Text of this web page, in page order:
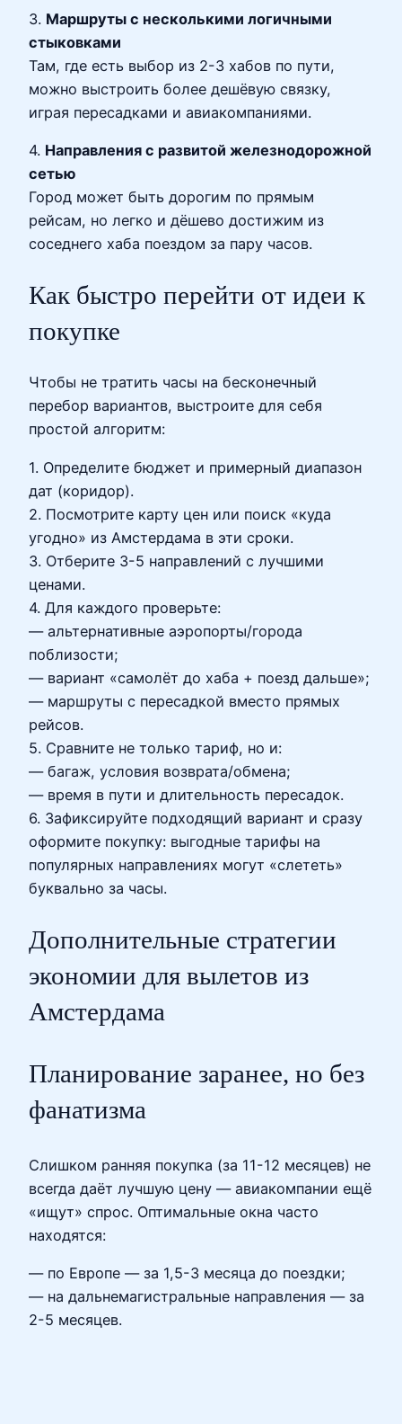
3. Маршруты с несколькими логичными
стыковками
Там, где есть выбор из 2-3 хабов по пути,
можно выстроить более дешёвую связку,
играя пересадками и авиакомпаниями.
4. Направления с развитой железнодорожной
сетью
Город может быть дорогим по прямым
рейсам, но легко и дёшево достижим из
соседнего хаба поездом за пару часов.
Как быстро перейти от идеи к
покупке
Чтобы не тратить часы на бесконечный
перебор вариантов, выстроите для себя
простой алгоритм:
1. Определите бюджет и примерный диапазон
дат (коридор).
2. Посмотрите карту цен или поиск «куда
угодно» из Амстердама в эти сроки.
3. Отберите 3-5 направлений с лучшими
ценами.
4. Для каждого проверьте:
— альтернативные аэропорты/города
поблизости;
— вариант «самолёт до хаба + поезд дальше»;
— маршруты с пересадкой вместо прямых
рейсов.
5. Сравните не только тариф, но и:
— багаж, условия возврата/обмена;
— время в пути и длительность пересадок.
6. Зафиксируйте подходящий вариант и сразу
оформите покупку: выгодные тарифы на
популярных направлениях могут «слететь»
буквально за часы.
Дополнительные стратегии
экономии для вылетов из
Амстердама
Планирование заранее, но без
фанатизма
Слишком ранняя покупка (за 11-12 месяцев) не
всегда даёт лучшую цену — авиакомпании ещё
«ищут» спрос. Оптимальные окна часто
находятся:
— по Европе — за 1,5-3 месяца до поездки;
— на дальнемагистральные направления — за
2-5 месяцев.